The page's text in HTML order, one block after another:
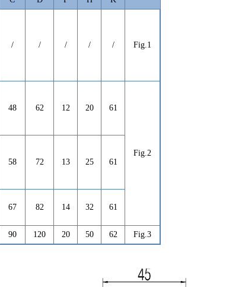
/ / / / / Fig.1
48 62 12 20 61
Fig.2
58 72 13 25 61
67 82 14 32 61
90 120 20 50 62 Fig.3